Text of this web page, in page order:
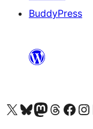
BuddyPress
Apmeklējiet mūsu X (agrāk Twitter) kontu
Apmeklējiet mūsu Bluesky kontu
Apmeklējiet mūsu Mastodon kontu
Apmeklējiet mūsu Threads kontu
Apmeklējiet mūsu Facebook lapu